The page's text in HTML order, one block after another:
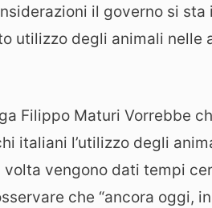
il governo si
utilizzo degli animali
Filippo Maturi Vorrebbe
italiani l’utilizzo degli
vengono dati tempi
che “ancora oggi,